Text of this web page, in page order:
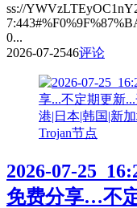
ss://
0...
2026-07-2546评论
Trojan节点
2026-07-
免费分享…不